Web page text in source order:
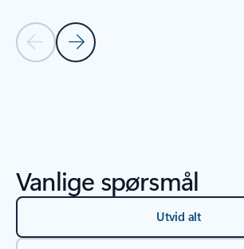
Forrige lysbildeNeste lysbilde
Vanlige spørsmål
Utvid alt